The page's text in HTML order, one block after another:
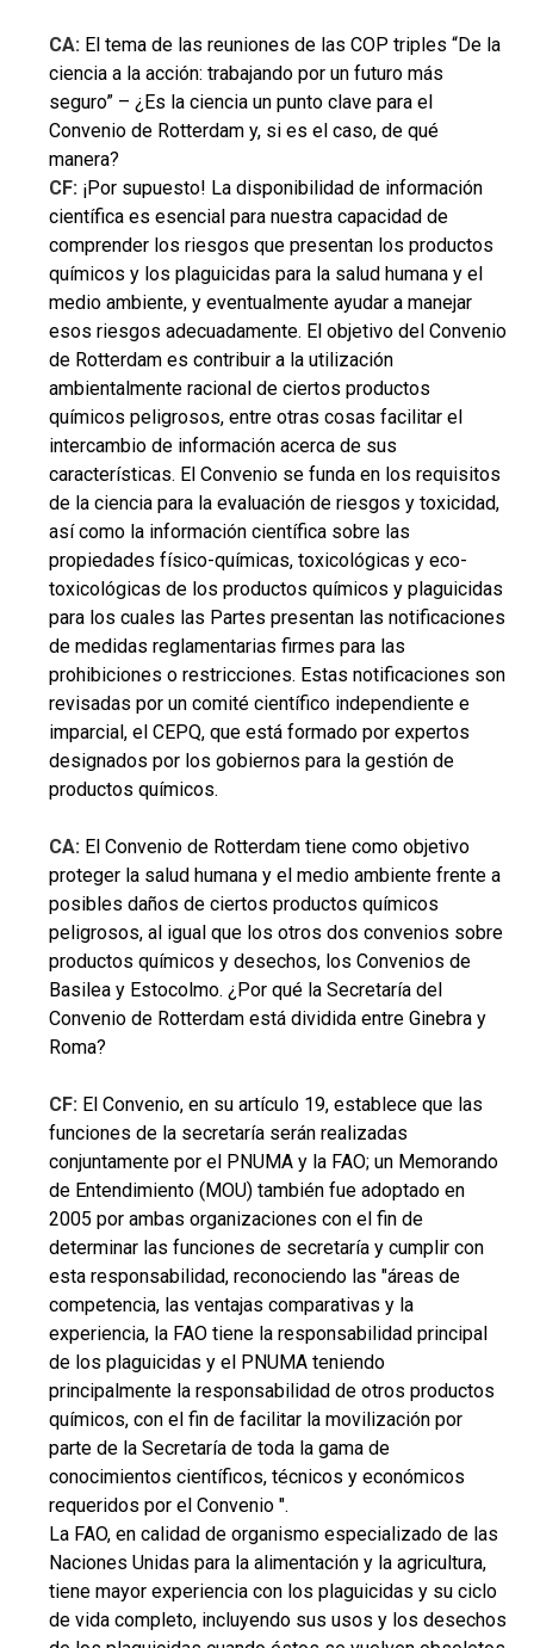
CA: El tema de las reuniones de las COP triples “De la
ciencia a la acción: trabajando por un futuro más
seguro” – ¿Es la ciencia un punto clave para el
Convenio de Rotterdam y, si es el caso, de qué
manera?
CF: ¡Por supuesto! La disponibilidad de información
científica es esencial para nuestra capacidad de
comprender los riesgos que presentan los productos
químicos y los plaguicidas para la salud humana y el
medio ambiente, y eventualmente ayudar a manejar
esos riesgos adecuadamente. El objetivo del Convenio
de Rotterdam es contribuir a la utilización
ambientalmente racional de ciertos productos
químicos peligrosos, entre otras cosas facilitar el
intercambio de información acerca de sus
características. El Convenio se funda en los requisitos
de la ciencia para la evaluación de riesgos y toxicidad,
así como la información científica sobre las
propiedades físico-químicas, toxicológicas y eco-
toxicológicas de los productos químicos y plaguicidas
para los cuales las Partes presentan las notificaciones
de medidas reglamentarias firmes para las
prohibiciones o restricciones. Estas notificaciones son
revisadas por un comité científico independiente e
imparcial, el CEPQ, que está formado por expertos
designados por los gobiernos para la gestión de
productos químicos.
CA: El Convenio de Rotterdam tiene como objetivo
proteger la salud humana y el medio ambiente frente a
posibles daños de ciertos productos químicos
peligrosos, al igual que los otros dos convenios sobre
productos químicos y desechos, los Convenios de
Basilea y Estocolmo. ¿Por qué la Secretaría del
Convenio de Rotterdam está dividida entre Ginebra y
Roma?
CF: El Convenio, en su artículo 19, establece que las
funciones de la secretaría serán realizadas
conjuntamente por el PNUMA y la FAO; un Memorando
de Entendimiento (MOU) también fue adoptado en
2005 por ambas organizaciones con el fin de
determinar las funciones de secretaría y cumplir con
esta responsabilidad, reconociendo las "áreas de
competencia, las ventajas comparativas y la
experiencia, la FAO tiene la responsabilidad principal
de los plaguicidas y el PNUMA teniendo
principalmente la responsabilidad de otros productos
químicos, con el fin de facilitar la movilización por
parte de la Secretaría de toda la gama de
conocimientos científicos, técnicos y económicos
requeridos por el Convenio ".
La FAO, en calidad de organismo especializado de las
Naciones Unidas para la alimentación y la agricultura,
tiene mayor experiencia con los plaguicidas y su ciclo
de vida completo, incluyendo sus usos y los desechos